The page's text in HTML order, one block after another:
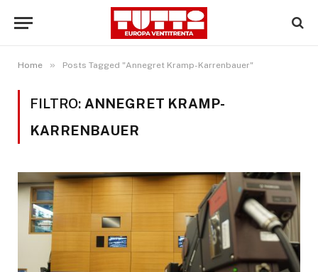
Home » Posts Tagged "Annegret Kramp-Karrenbauer"
FILTRO: ANNEGRET KRAMP-
KARRENBAUER